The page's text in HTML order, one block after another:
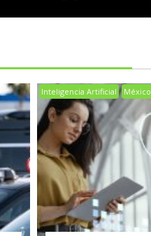
Inteligencia Artificial México